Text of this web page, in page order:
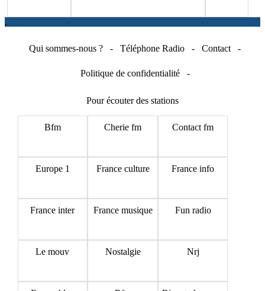
.
Qui sommes-nous ? - Téléphone Radio - Contact -
Politique de confidentialité -
Pour écouter des stations
Bfm Cherie fm Contact fm
Europe 1 France culture France info
France inter France musique Fun radio
Le mouv Nostalgie Nrj